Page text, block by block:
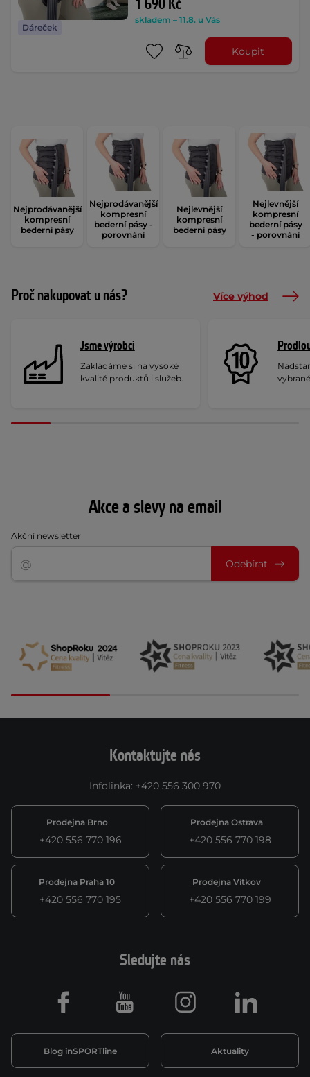
Dáreček
1 690 Kč
skladem – 11.8. u Vás
Koupit
Nejprodávanější
kompresní
bederní pásy
Nejprodávanější
kompresní
bederní pásy -
porovnání
Nejlevnější
kompresní
bederní pásy
Nejlevnější
kompresní
bederní pásy
- porovnání
Proč nakupovat u nás? Více výhod
Jsme výrobci
Zakládáme si na vysoké
kvalitě produktů i služeb.
Akce a slevy na email
Akční newsletter
Odebírat
Kontaktujte nás
Infolinka: +420 556 300 970
Prodejna Brno
+420 556 770 196
Prodejna Ostrava
+420 556 770 198
Prodejna Praha 10
+420 556 770 195
Prodejna Vítkov
+420 556 770 199
Sledujte nás
Blog inSPORTline Aktuality
Facebook Youtube Instagram LinkedIn